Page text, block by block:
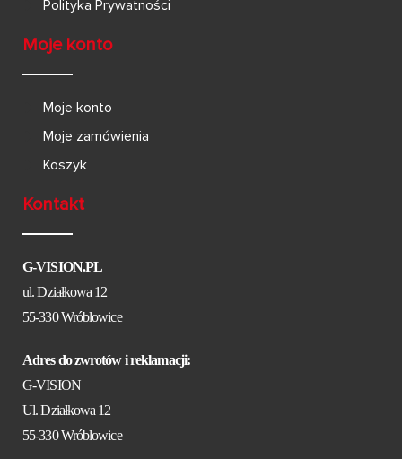
Polityka Prywatności
Moje konto
Moje konto
Moje zamówienia
Koszyk
Kontakt
G-VISION.PL
ul. Działkowa 12
55-330 Wróblowice
Adres do zwrotów i reklamacji:
G-VISION
Ul. Działkowa 12
55-330 Wróblowice